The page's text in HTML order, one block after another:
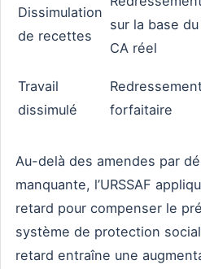
Dissimulation
de recettes
sur la base du
CA réel
Travail
dissimulé
forfaitaire
Au-delà des amendes par
manquante, l’URSSAF
retard pour compenser le
système de protection
retard entraîne une